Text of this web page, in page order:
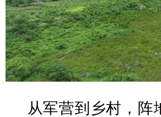
从军营到乡村，阵